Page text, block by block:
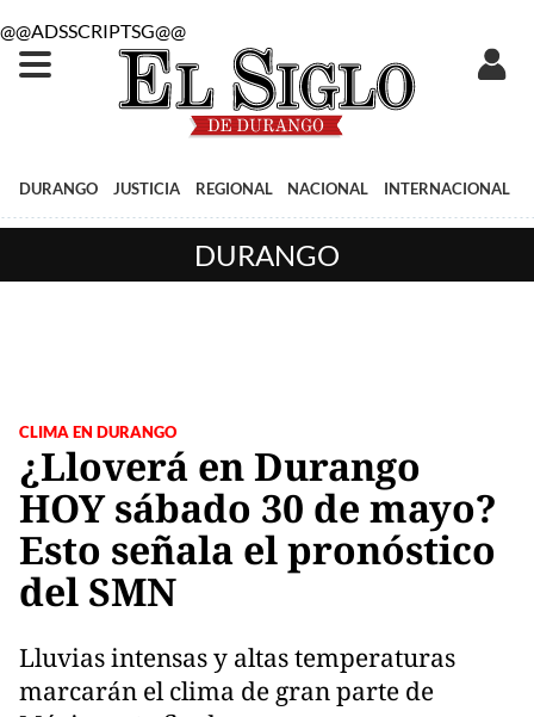
@@ADSSCRIPTSG@@
DURANGO JUSTICIA REGIONAL NACIONAL INTERNACIONAL
DURANGO
CLIMA EN DURANGO
¿Lloverá en Durango
HOY sábado 30 de mayo?
Esto señala el pronóstico
del SMN
Lluvias intensas y altas temperaturas
marcarán el clima de gran parte de